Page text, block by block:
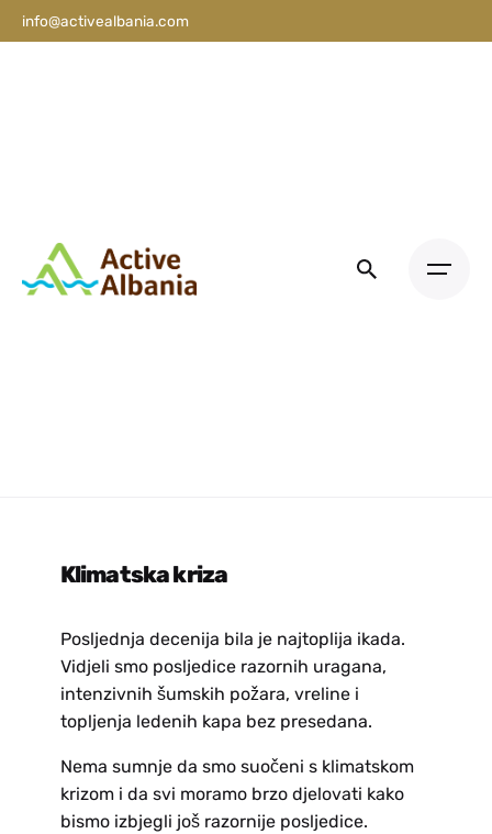
info@activealbania.com
Klimatska kriza
Posljednja decenija bila je najtoplija ikada.
Vidjeli smo posljedice razornih uragana,
intenzivnih šumskih požara, vreline i
topljenja ledenih kapa bez presedana.
Nema sumnje da smo suočeni s klimatskom
krizom i da svi moramo brzo djelovati kako
bismo izbjegli još razornije posljedice.